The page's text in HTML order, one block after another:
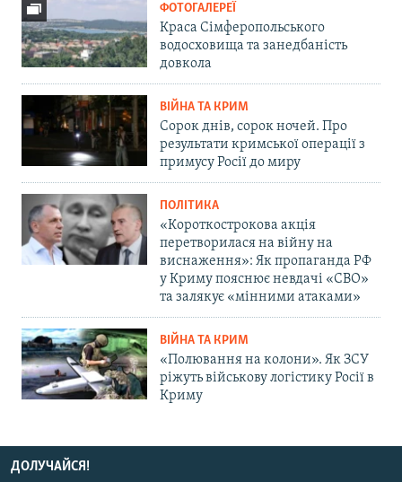
ФОТОГАЛЕРЕЇ
Краса Сімферопольського
водосховища та занедбаність
довкола
ВІЙНА ТА КРИМ
Сорок днів, сорок ночей. Про
результати кримської операції з
примусу Росії до миру
ПОЛІТИКА
«Короткострокова акція
перетворилася на війну на
виснаження»: Як пропаганда РФ
у Криму пояснює невдачі «СВО»
та залякує «мінними атаками»
ВІЙНА ТА КРИМ
«Полювання на колони». Як ЗСУ
ріжуть військову логістику Росії в
Криму
ДОЛУЧАЙСЯ!